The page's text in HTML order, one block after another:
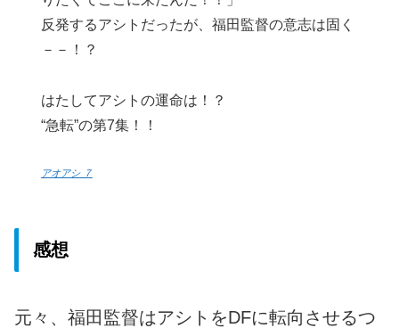
反発するアシトだったが、福田監督の意志は固く
－－！？
はたしてアシトの運命は！？
“急転”の第7集！！
アオアシ ７
感想
元々、福田監督はアシトをDFに転向させるつ